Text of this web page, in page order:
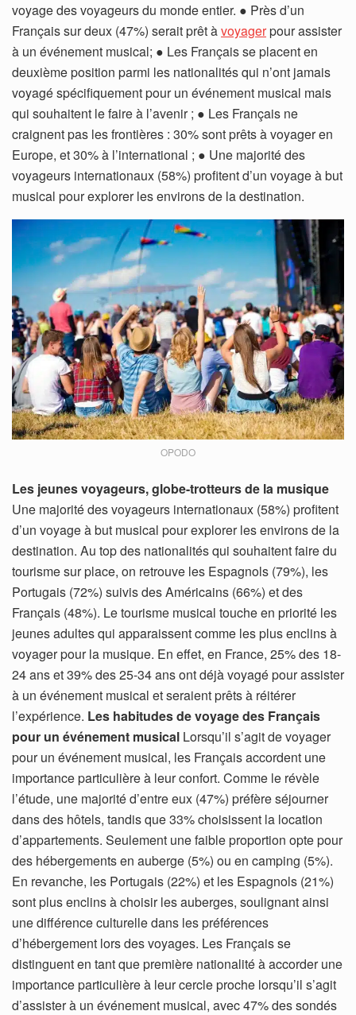
voyage des voyageurs du monde entier. ● Près d’un
Français sur deux (47%) serait prêt àvoyagerpour assister
à un événement musical; ● Les Français se placent en
deuxième position parmi les nationalités qui n’ont jamais
voyagé spécifiquement pour un événement musical mais
qui souhaitent le faire à l’avenir ; ● Les Français ne
craignent pas les frontières : 30% sont prêts à voyager en
Europe, et 30% à l’international ; ● Une majorité des
voyageurs internationaux (58%) profitent d’un voyage à but
musical pour explorer les environs de la destination.
OPODO
Les jeunes voyageurs, globe-trotteurs de la musique
Une majorité des voyageurs internationaux (58%) profitent
d’un voyage à but musical pour explorer les environs de la
destination. Au top des nationalités qui souhaitent faire du
tourisme sur place, on retrouve les Espagnols (79%), les
Portugais (72%) suivis des Américains (66%) et des
Français (48%). Le tourisme musical touche en priorité les
jeunes adultes qui apparaissent comme les plus enclins à
voyager pour la musique. En effet, en France, 25% des 18-
24 ans et 39% des 25-34 ans ont déjà voyagé pour assister
à un événement musical et seraient prêts à réitérer
l’expérience. Les habitudes de voyage des Français
pour un événement musical Lorsqu’il s’agit de voyager
pour un événement musical, les Français accordent une
importance particulière à leur confort. Comme le révèle
l’étude, une majorité d’entre eux (47%) préfère séjourner
dans des hôtels, tandis que 33% choisissent la location
d’appartements. Seulement une faible proportion opte pour
des hébergements en auberge (5%) ou en camping (5%).
En revanche, les Portugais (22%) et les Espagnols (21%)
sont plus enclins à choisir les auberges, soulignant ainsi
une différence culturelle dans les préférences
d’hébergement lors des voyages. Les Français se
distinguent en tant que première nationalité à accorder une
importance particulière à leur cercle proche lorsqu’il s’agit
d’assister à un événement musical, avec 47% des sondés